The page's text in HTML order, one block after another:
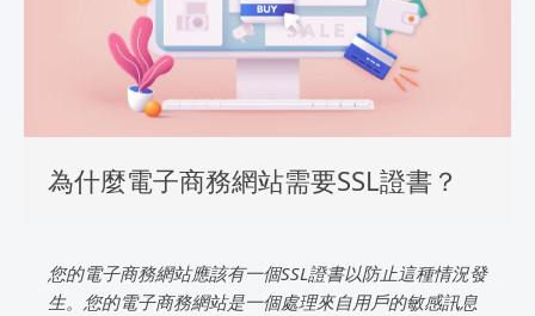
為什麼電子商務網站需要SSL證書？
您的電子商務網站應該有一個SSL證書以防止這種情況發
生。您的電子商務網站是一個處理來自用戶的敏感訊息